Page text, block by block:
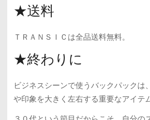
★送料
ＴＲＡＮＳＩＣは全品送料無料。
★終わりに
ビジネスシーンで使うバックパックは
や印象を大きく左右する重要なアイテ